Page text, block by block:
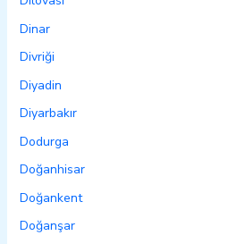
Dinar
Divriği
Diyadin
Diyarbakır
Dodurga
Doğanhisar
Doğankent
Doğanşar